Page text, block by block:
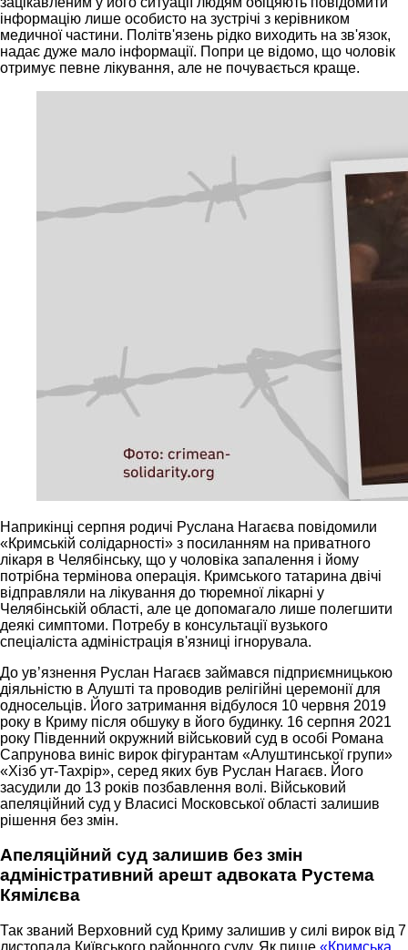
інформацію лише особисто на зустрічі з керівником
медичної частини. Політв'язень рідко виходить на зв'язок,
надає дуже мало інформації. Попри це відомо, що чоловік
отримує певне лікування, але не почувається краще.
Наприкінці серпня родичі Руслана Нагаєва повідомили
«Кримській солідарності» з посиланням на приватного
лікаря в Челябінську, що у чоловіка запалення і йому
потрібна термінова операція. Кримського татарина двічі
відправляли на лікування до тюремної лікарні у
Челябінській області, але це допомагало лише полегшити
деякі симптоми. Потребу в консультації вузького
спеціаліста адміністрація в'язниці ігнорувала.
До ув’язнення Руслан Нагаєв займався підприємницькою
діяльністю в Алушті та проводив релігійні церемонії для
односельців. Його затримання відбулося 10 червня 2019
року в Криму після обшуку в його будинку. 16 серпня 2021
року Південний окружний військовий суд в особі Романа
Сапрунова виніс вирок фігурантам «Алуштинської групи»
«Хізб ут-Тахрір», серед яких був Руслан Нагаєв. Його
засудили до 13 років позбавлення волі. Військовий
апеляційний суд у Власисі Московської області залишив
рішення без змін.
Апеляційний суд залишив без змін
адміністративний арешт адвоката Рустема
Кямілєва
Так званий Верховний суд Криму залишив у силі вирок від 7
листопада Київського районного суду. Як пише «Кримська